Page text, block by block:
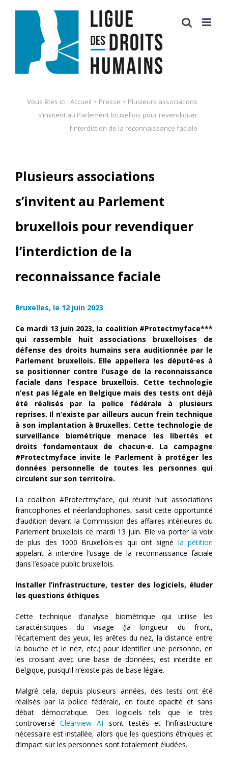
Vous êtes ici : Accueil > Presse > Plusieurs associations
s’invitent au Parlement bruxellois pour revendiquer
l’interdiction de la reconnaissance faciale
Plusieurs associations
s’invitent au Parlement
bruxellois pour revendiquer
l’interdiction de la
reconnaissance faciale
Bruxelles, le 12 juin 2023
Ce mardi 13 juin 2023, la coalition #Protectmyface***
qui rassemble huit associations bruxelloises de
défense des droits humains sera auditionnée par le
Parlement bruxellois. Elle appellera les député·es à
se positionner contre l’usage de la reconnaissance
faciale dans l’espace bruxellois. Cette technologie
n’est pas légale en Belgique mais des tests ont déjà
été réalisés par la police fédérale à plusieurs
reprises. Il n’existe par ailleurs aucun frein technique
à son implantation à Bruxelles. Cette technologie de
surveillance biométrique menace les libertés et
droits fondamentaux de chacun·e. La campagne
#Protectmyface invite le Parlement à protéger les
données personnelle de toutes les personnes qui
circulent sur son territoire.
La coalition #Protectmyface, qui réunit huit associations
francophones et néerlandophones, saisit cette opportunité
d’audition devant la Commission des affaires intérieures du
Parlement bruxellois ce mardi 13 juin. Elle va porter la voix
de plus des 1000 Bruxellois·es qui ont signé la pétition
appelant à interdire l’usage de la reconnaissance faciale
dans l’espace public bruxellois.
Installer l’infrastructure, tester des logiciels, éluder
les questions éthiques
Cette technique d’analyse biométrique qui utilise les
caractéristiques du visage (la longueur du front,
l’écartement des yeux, les arêtes du nez, la distance entre
la bouche et le nez, etc.) pour identifier une personne, en
les croisant avec une base de données, est interdite en
Belgique, puisqu’il n’existe pas de base légale.
Malgré cela, depuis plusieurs années, des tests ont été
réalisés par la police fédérale, en toute opacité et sans
débat démocratique. Des logiciels tels que le très
controverséClearview AI sont testés et l’infrastructure
nécessaire est installée, alors que les questions éthiques et
d’impact sur les personnes sont totalement éludées.